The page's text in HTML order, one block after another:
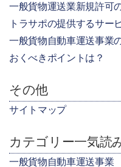
一般貨物運送業新規許可
トラサポの提供するサー
一般貨物自動車運送事業
おくべきポイントは？
その他
サイトマップ
カテゴリー一気読
一般貨物自動車運送事業